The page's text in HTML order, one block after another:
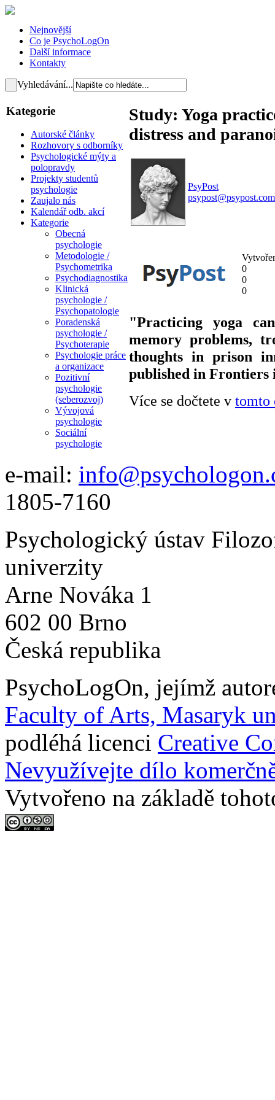
Nejnovější
Co je PsychoLogOn
Další informace
Kontakty
Vyhledávání...
Kategorie
Autorské články
Rozhovory s odborníky
Psychologické mýty a
polopravdy
Projekty studentů
psychologie
Zaujalo nás
Kalendář odb. akcí
Kategorie
Obecná
psychologie
Metodologie /
Psychometrika
Psychodiagnostika
Klinická
psychologie /
Psychopatologie
Poradenská
psychologie /
Psychoterapie
Psychologie práce
a organizace
Pozitivní
psychologie
(seberozvoj)
Vývojová
psychologie
Sociální
psychologie
Study: Yoga
distress and
PsyPost
psypost@psypost.com
0
0
0
"Practicing yoga
memory problems,
thoughts in prison
published in
Více se dočtete v tomto
e-mail:
1805-7160
Psychologický ústav
univerzity
Arne Nováka 1
602 00 Brno
Česká republika
PsychoLogOn, jejímž
Faculty of Arts, Masaryk
podléhá licenci Creative
Nevyužívejte dílo
Vytvořeno na základě